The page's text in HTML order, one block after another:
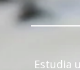
Estudia